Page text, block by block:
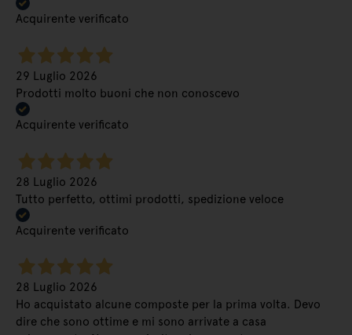
Acquirente verificato
29 Luglio 2026
Prodotti molto buoni che non conoscevo
Acquirente verificato
28 Luglio 2026
Tutto perfetto, ottimi prodotti, spedizione veloce
Acquirente verificato
28 Luglio 2026
Ho acquistato alcune composte per la prima volta. Devo
dire che sono ottime e mi sono arrivate a casa